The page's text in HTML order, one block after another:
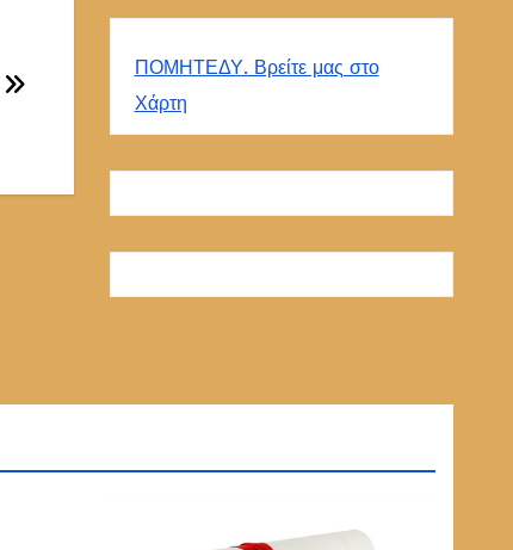
ΠΟΜΗΤΕΔΥ. Βρείτε μας στο
Χάρτη